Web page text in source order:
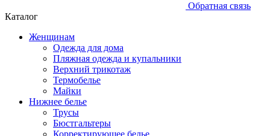
Обратная связь
Каталог
Женщинам
Одежда для дома
Пляжная одежда и купальники
Верхний трикотаж
Термобелье
Майки
Нижнее белье
Трусы
Бюстгальтеры